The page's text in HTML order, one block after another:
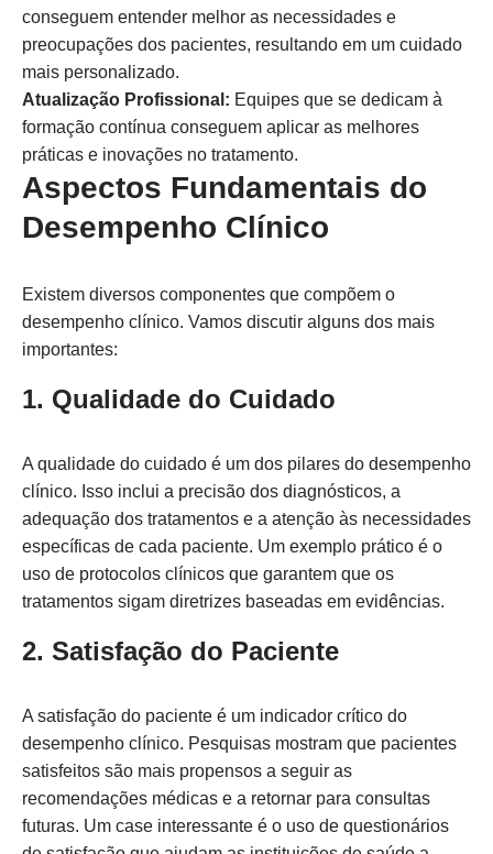
conseguem entender melhor as necessidades e
preocupações dos pacientes, resultando em um cuidado
mais personalizado.
Atualização Profissional: Equipes que se dedicam à
formação contínua conseguem aplicar as melhores
práticas e inovações no tratamento.
Aspectos Fundamentais do
Desempenho Clínico
Existem diversos componentes que compõem o
desempenho clínico. Vamos discutir alguns dos mais
importantes:
1. Qualidade do Cuidado
A qualidade do cuidado é um dos pilares do desempenho
clínico. Isso inclui a precisão dos diagnósticos, a
adequação dos tratamentos e a atenção às necessidades
específicas de cada paciente. Um exemplo prático é o
uso de protocolos clínicos que garantem que os
tratamentos sigam diretrizes baseadas em evidências.
2. Satisfação do Paciente
A satisfação do paciente é um indicador crítico do
desempenho clínico. Pesquisas mostram que pacientes
satisfeitos são mais propensos a seguir as
recomendações médicas e a retornar para consultas
futuras. Um case interessante é o uso de questionários